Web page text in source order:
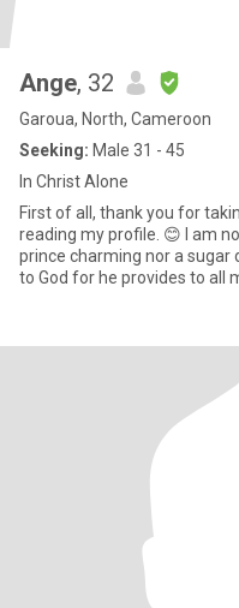
Ange, 32
Garoua, North, Cameroon
Seeking: Male 31 - 45
In Christ Alone
First of all, thank you for
reading my profile. 😊 I am not looking for a gold holder, a rich
prince charming nor a sugar
to God for he provides to all